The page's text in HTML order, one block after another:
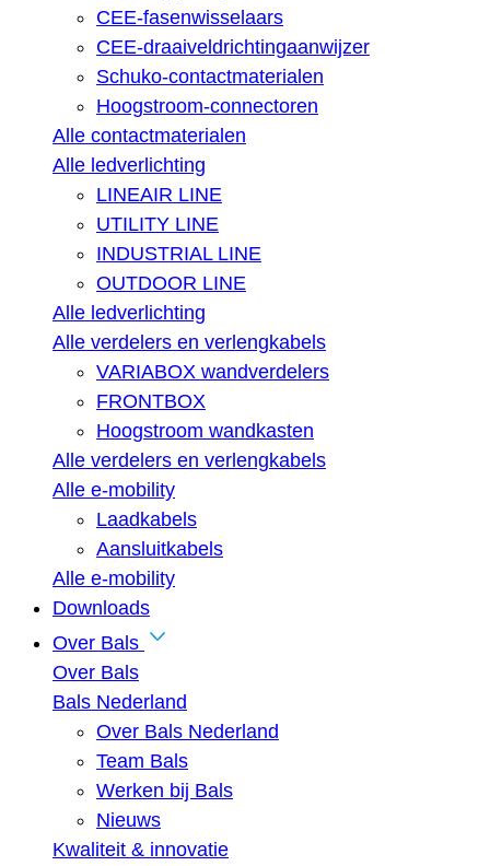
CEE-fasenwisselaars
CEE-draaiveldrichtingaanwijzer
Schuko-contactmaterialen
Hoogstroom-connectoren
Alle contactmaterialen
Alle ledverlichting
LINEAIR LINE
UTILITY LINE
INDUSTRIAL LINE
OUTDOOR LINE
Alle ledverlichting
Alle verdelers en verlengkabels
VARIABOX wandverdelers
FRONTBOX
Hoogstroom wandkasten
Alle verdelers en verlengkabels
Alle e-mobility
Laadkabels
Aansluitkabels
Alle e-mobility
Downloads
Over Bals
Over Bals
Bals Nederland
Over Bals Nederland
Team Bals
Werken bij Bals
Nieuws
Kwaliteit & innovatie